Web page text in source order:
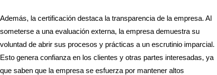
Además, la certificación destaca la transparencia de la empresa. Al
someterse a una evaluación externa, la empresa demuestra su
voluntad de abrir sus procesos y prácticas a un escrutinio imparcial.
Esto genera confianza en los clientes y otras partes interesadas, ya
que saben que la empresa se esfuerza por mantener altos